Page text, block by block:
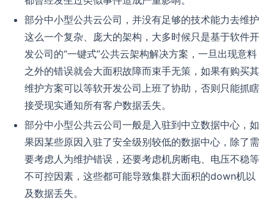
部分中小型公共云公司，并没有足够的技术能力去维护
这么一个复杂、庞大的架构，大多时候只是基于软件开
发公司的“一键式”公共云架构解决方案，一旦出现意料
之外的错误就会大面积故障而束手无策，如果有购买其
维护方案可以等软开发公司上班了协助，否则只能抓瞎
接受现实通知所有客户数据丢失。
部分中小型公共云公司一般是入驻到中立数据中心，如
果因某些原因入驻了安全级别较低的数据中心，除了需
要考虑人为维护错误，还要考虑机房断电、电压不稳等
不可控因素，这些都可能导致集群大面积的down机以
及数据丢失。